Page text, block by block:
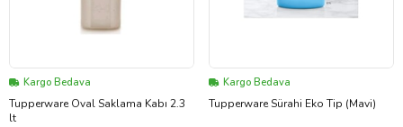
Kargo Bedava
Tupperware Oval Saklama Kabı 2.3
lt
Kargo Bedava
Tupperware Sürahi Eko Tip (Mavi)